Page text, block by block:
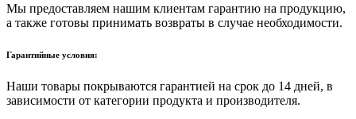
Мы предоставляем нашим клиентам гарантию на продукцию,
а также готовы принимать возвраты в случае необходимости.
Гарантийные условия:
Наши товары покрываются гарантией на срок до 14 дней, в
зависимости от категории продукта и производителя.